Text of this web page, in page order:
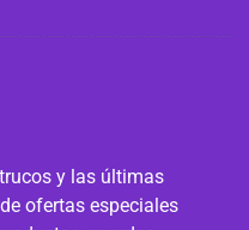
y las últimas
ofertas especiales